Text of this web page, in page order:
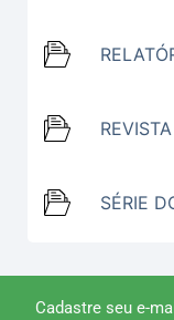
SÉRIE
Cadastre seu e-